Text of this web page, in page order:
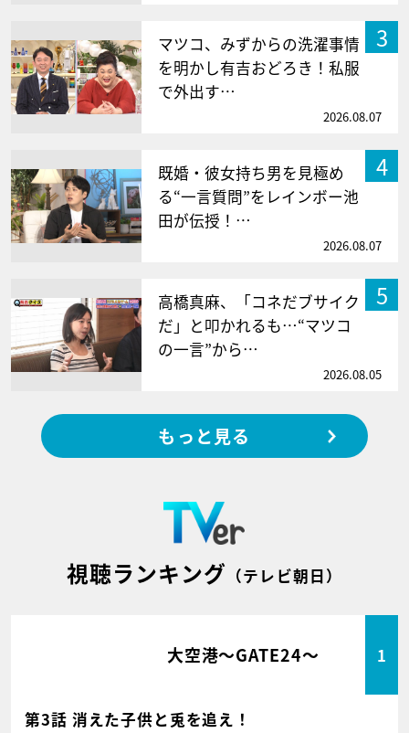
3
マツコ、みずからの洗濯事情
を明かし有吉おどろき！私服
で外出す…
2026.08.07
4
既婚・彼女持ち男を見極め
る“一言質問”をレインボー池
田が伝授！…
2026.08.07
5
高橋真麻、「コネだブサイク
だ」と叩かれるも…“マツコ
の一言”から…
2026.08.05
もっと見る
視聴ランキング （テレビ朝日）
大空港～GATE24～ 1
第3話 消えた子供と兎を追え！